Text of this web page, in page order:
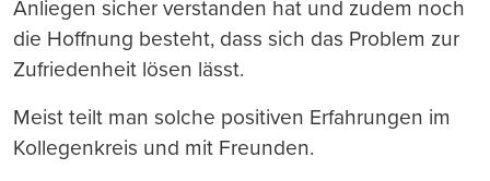
Anliegen sicher verstanden hat und zudem noch
die Hoffnung besteht, dass sich das Problem zur
Zufriedenheit lösen lässt.
Meist teilt man solche positiven Erfahrungen im
Kollegenkreis und mit Freunden.